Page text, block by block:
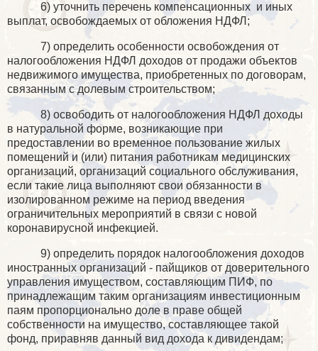
6) уточнить перечень компенсационных и иных
выплат, освобождаемых от обложения НДФЛ;
7) определить особенности освобождения от
налогообложения НДФЛ доходов от продажи объектов
недвижимого имущества, приобретенных по договорам,
связанным с долевым строительством;
8) освободить от налогообложения НДФЛ доходы
в натуральной форме, возникающие при
предоставлении во временное пользование жилых
помещений и (или) питания работникам медицинских
организаций, организаций социального обслуживания,
если такие лица выполняют свои обязанности в
изолированном режиме на период введения
ограничительных мероприятий в связи с новой
коронавирусной инфекцией.
9) определить порядок налогообложения доходов
иностранных организаций - пайщиков от доверительного
управления имуществом, составляющим ПИФ, по
принадлежащим таким организациям инвестиционным
паям пропорционально доле в праве общей
собственности на имущество, составляющее такой
фонд, приравняв данный вид дохода к дивидендам;